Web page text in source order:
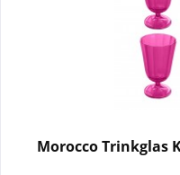
Morocco Trinkglas